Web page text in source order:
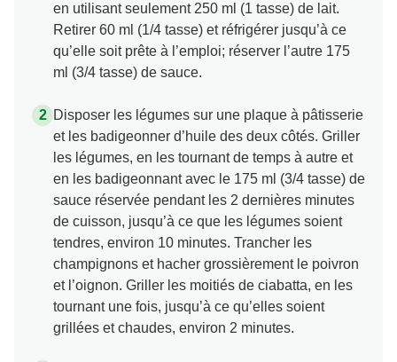
en utilisant seulement 250 ml (1 tasse) de lait.
Retirer 60 ml (1/4 tasse) et réfrigérer jusqu’à ce
qu’elle soit prête à l’emploi; réserver l’autre 175
ml (3/4 tasse) de sauce.
Disposer les légumes sur une plaque à pâtisserie
et les badigeonner d’huile des deux côtés. Griller
les légumes, en les tournant de temps à autre et
en les badigeonnant avec le 175 ml (3/4 tasse) de
sauce réservée pendant les 2 dernières minutes
de cuisson, jusqu’à ce que les légumes soient
tendres, environ 10 minutes. Trancher les
champignons et hacher grossièrement le poivron
et l’oignon. Griller les moitiés de ciabatta, en les
tournant une fois, jusqu’à ce qu’elles soient
grillées et chaudes, environ 2 minutes.